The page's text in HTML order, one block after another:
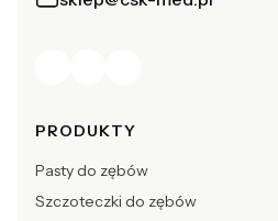
Linki w stopce
PRODUKTY
Pasty do zębów
Szczoteczki do zębów